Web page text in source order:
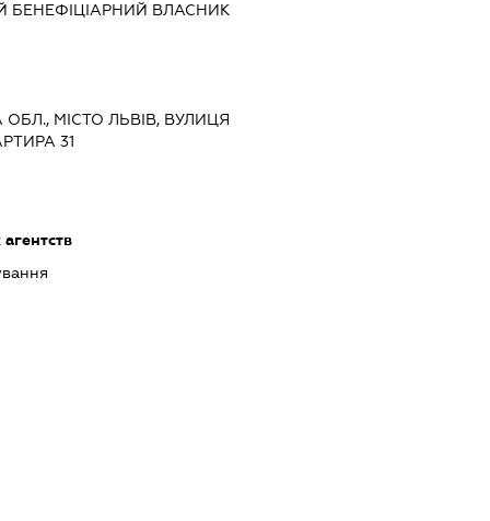
БЕНЕФІЦІАРНИЙ ВЛАСНИК
ОБЛ., МІСТО ЛЬВІВ, ВУЛИЦЯ
31
агентств